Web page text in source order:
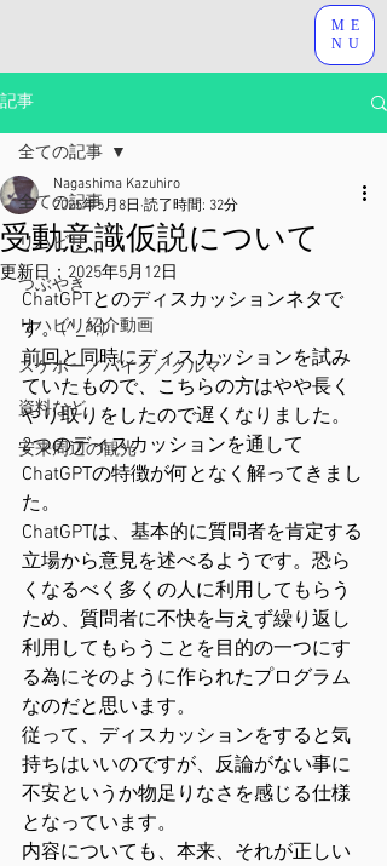
ME
NU
記事
全ての記事
リハビリ
つぶやき
リハビリ紹介動画
スケボー／バイク／クルマ
資料など
安来周辺の観光
全ての記事
受動意識仮説について
Nagashima Kazuhiro
2025年5月8日 読了時間: 32分
更新日： 2025年5月12日
ChatGPTとのディスカッションネタで
す。(^_^;)
前回と同時にディスカッションを試み
ていたもので、こちらの方はやや長く
やり取りをしたので遅くなりました。
2つのディスカッションを通して
ChatGPTの特徴が何となく解ってきまし
た。
ChatGPTは、基本的に質問者を肯定する
立場から意見を述べるようです。恐ら
くなるべく多くの人に利用してもらう
ため、質問者に不快を与えず繰り返し
利用してもらうことを目的の一つにす
る為にそのように作られたプログラム
なのだと思います。
従って、ディスカッションをすると気
持ちはいいのですが、反論がない事に
不安というか物足りなさを感じる仕様
となっています。
内容についても、本来、それが正しい